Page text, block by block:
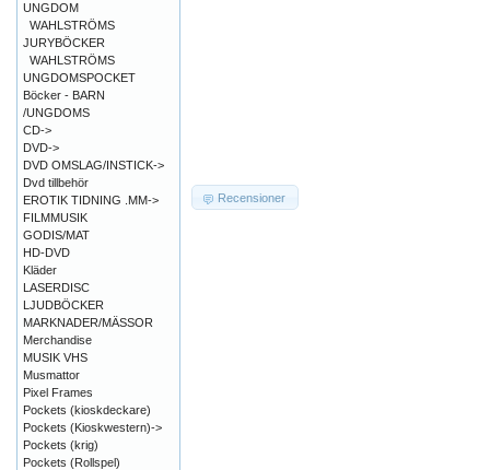
Recensioner
UNGDOM
WAHLSTRÖMS
JURYBÖCKER
WAHLSTRÖMS
UNGDOMSPOCKET
Böcker - BARN
/UNGDOMS
CD->
DVD->
DVD OMSLAG/INSTICK->
Dvd tillbehör
EROTIK TIDNING .MM->
FILMMUSIK
GODIS/MAT
HD-DVD
Kläder
LASERDISC
LJUDBÖCKER
MARKNADER/MÄSSOR
Merchandise
MUSIK VHS
Musmattor
Pixel Frames
Pockets (kioskdeckare)
Pockets (Kioskwestern)->
Pockets (krig)
Pockets (Rollspel)